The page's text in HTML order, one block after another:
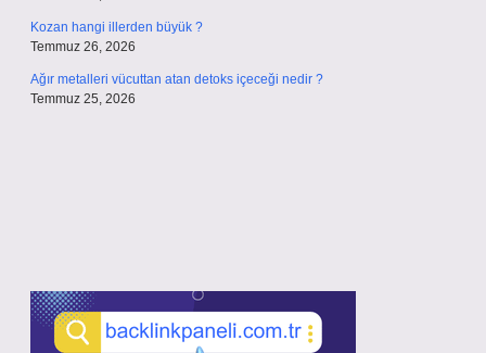
Kozan hangi illerden büyük ?
Temmuz 26, 2026
Ağır metalleri vücuttan atan detoks içeceği nedir ?
Temmuz 25, 2026